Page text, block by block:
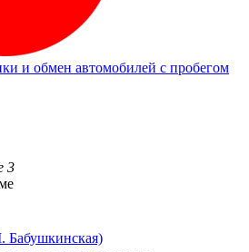
и обмен автомобилей с пробегом
3
Бабушкинская)